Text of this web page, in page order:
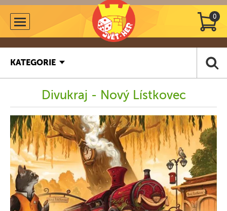
0
KATEGORIE
Divukraj - Nový Lístkovec